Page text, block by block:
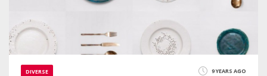
DIVERSE 9 YEARS AGO